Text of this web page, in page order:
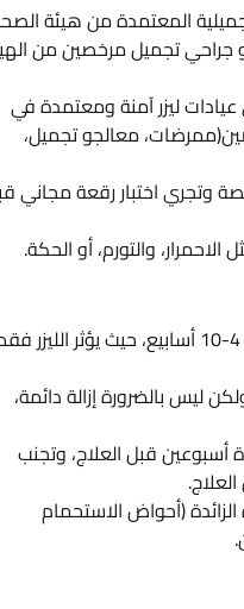
المعتمدة من هيئة
جراحي تجميل مرخصين من
ليزر آمنة ومعتمدة في
معالجو تجميل،
وتجري اختبار رقعة مجاني
والتورم، أو الحكة.
عدد الجلسات: يوصى عادةً بـ 4-10 جلسات للحصول على نتائج فعالة، بفاصل زمني يتراوح بين 4-10 أسابيع، حيث يؤثر
(60-80% بعد جلسات متعددة)، ولكن ليس بالضرورة إزالة دائمة،
لمدة أسبوعين قبل العلاج، وتجنب
(أحواض الاستحمام